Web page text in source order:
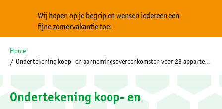
Wij hopen op je begrip en wensen iedereen een
fijne zomervakantie toe!
Home
Ondertekening koop- en aannemingsovereenkomsten voor 23 appartementen in Lopik Oost 1
Ondertekening koop- en